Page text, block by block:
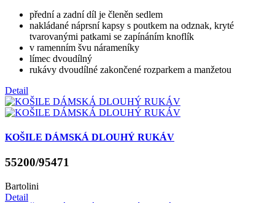
přední a zadní díl je členěn sedlem
nakládané náprsní kapsy s poutkem na odznak, kryté
tvarovanými patkami se zapínáním knoflík
v ramenním švu nárameníky
límec dvoudílný
rukávy dvoudílné zakončené rozparkem a manžetou
Detail
KOŠILE DÁMSKÁ DLOUHÝ RUKÁV
55200/95471
Bartolini
Detail